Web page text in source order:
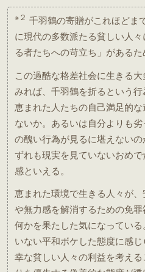
※２ 千羽鶴の寄贈がこれほどま
に現代の多数派たる貧しい人
る者たちへの苛立ち」があるた
この過酷な格差社会に生きる
みれば、千羽鶴を折るという
恵まれた人たちの自己満足的
ないか。あるいは自分よりも
の醜い行為が見るに堪えない
ずれも現実を見ていないおめ
感といえる。
恵まれた環境で生きる人々が
や無力感を解消するための免
何かを果たした気になってい
いない平和ボケした態度に感
幸な貧しい人々の利益を考え